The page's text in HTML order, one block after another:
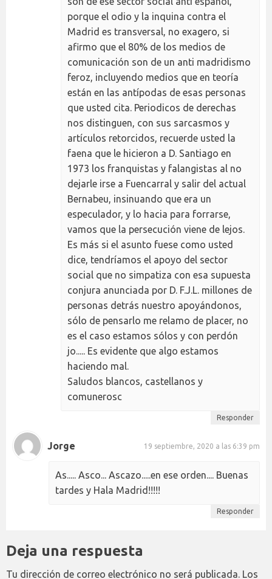
porque el odio y la inquina contra el
Madrid es transversal, no exagero, si
afirmo que el 80% de los medios de
comunicación son de un anti madridismo
feroz, incluyendo medios que en teoría
están en las antípodas de esas personas
que usted cita. Periodicos de derechas
nos distinguen, con sus sarcasmos y
artículos retorcidos, recuerde usted la
faena que le hicieron a D. Santiago en
1973 los franquistas y falangistas al no
dejarle irse a Fuencarral y salir del actual
Bernabeu, insinuando que era un
especulador, y lo hacia para forrarse,
vamos que la persecución viene de lejos.
Es más si el asunto fuese como usted
dice, tendríamos el apoyo del sector
social que no simpatiza con esa supuesta
conjura anunciada por D. F.J.L. millones de
personas detrás nuestro apoyándonos,
sólo de pensarlo me relamo de placer, no
es el caso estamos sólos y con perdón
jo..... Es evidente que algo estamos
haciendo mal.
Saludos blancos, castellanos y
comunerosc
Responder
Jorge 19 septiembre, 2020 a las 6:39 pm
As..... Asco... Ascazo.....en ese orden.... Buenas
tardes y Hala Madrid!!!!!
Responder
Deja una respuesta
Tu dirección de correo electrónico no será publicada. Los